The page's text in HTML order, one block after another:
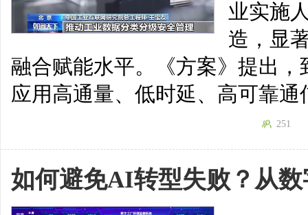
业实施
造，显
融合赋能水平。《方案》提出，
应用高通量、低时延、高可靠
251
如何避免AI转型失败？从